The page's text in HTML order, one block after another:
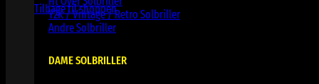
Tilbage til shoppen
Y2K / Vintage / Retro Solbriller
Andre Solbriller
DAME SOLBRILLER